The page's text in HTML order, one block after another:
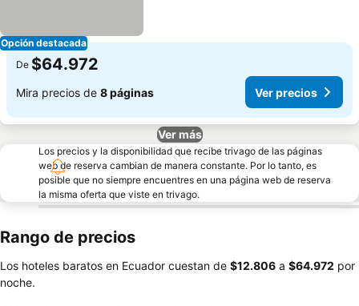
Opción destacada
De $64.972
Mira precios de 8 páginas Ver precios
Ver más
Los precios y la disponibilidad que recibe trivago de las páginas
web de reserva cambian de manera constante. Por lo tanto, es
posible que no siempre encuentres en una página web de reserva
la misma oferta que viste en trivago.
Rango de precios
Los hoteles baratos en Ecuador cuestan de ‎$12.806 a ‎$64.972 por
noche.